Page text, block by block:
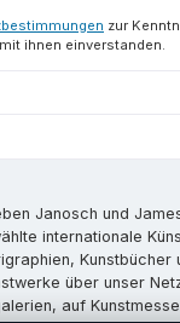
zur
ihnen einverstanden.
Janosch und
internationale
Kunstbücher
über unser
auf